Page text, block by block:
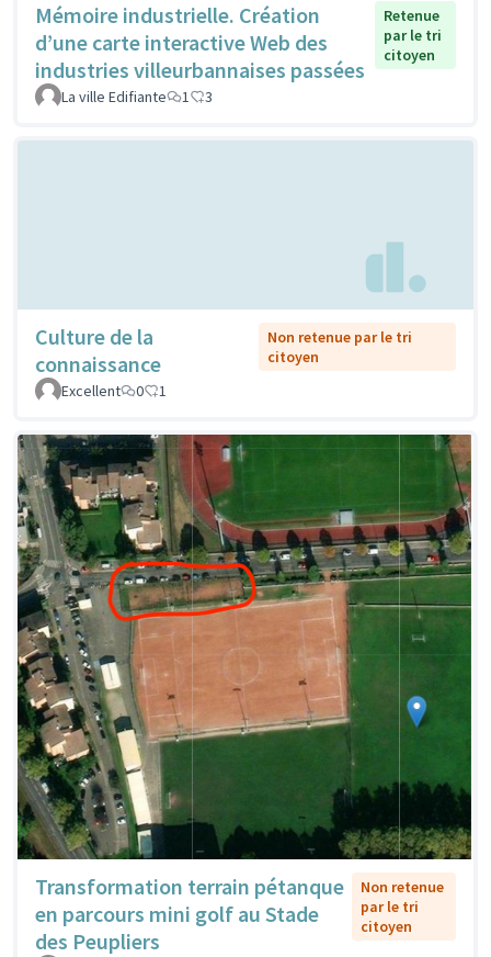
Mémoire industrielle. Création
d’une carte interactive Web des
industries villeurbannaises passées
Retenue
par le tri
citoyen
La ville Edifiante 1 3
Culture de la
connaissance
Non retenue par le tri
citoyen
Excellent
0 1
Transformation terrain pétanque
en parcours mini golf au Stade
des Peupliers
Non retenue
par le tri
citoyen